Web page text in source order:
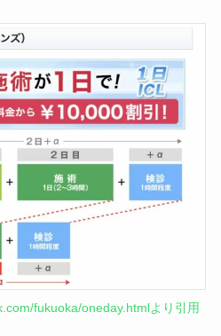
fukuoka/oneday.htmlより引用